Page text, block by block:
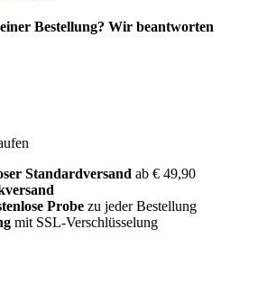
Bestellung? Wir beantworten
Standardversand ab € 49,90
Probe zu jeder Bestellung
mit SSL-Verschlüsselung